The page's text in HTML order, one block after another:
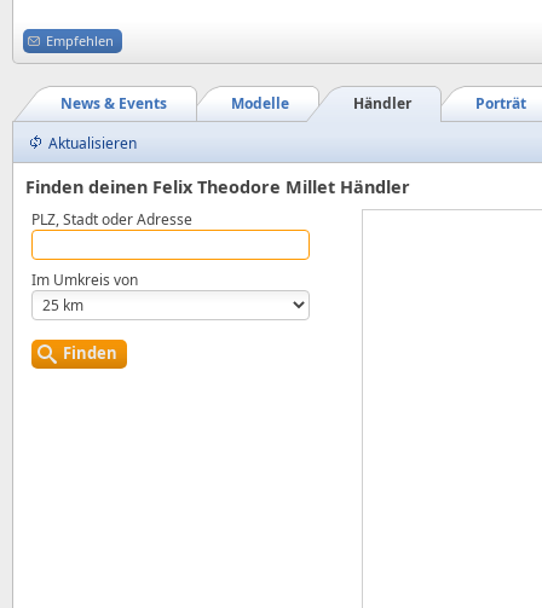
Empfehlen
Porträt
Händler
Modelle
News & Events
Aktualisieren
Finden deinen Felix Theodore Millet Händler
PLZ, Stadt oder Adresse
Im Umkreis von
Finden